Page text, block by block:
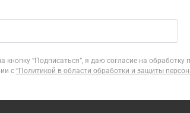
кнопку “Подписаться”, я даю согласие на обработку
с “Политикой в области обработки и защиты